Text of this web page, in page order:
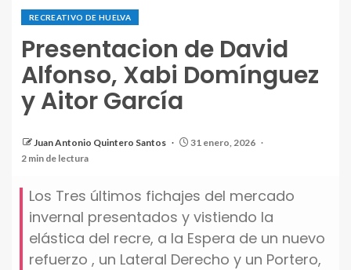
RECREATIVO DE HUELVA
Presentacion de David
Alfonso, Xabi Domínguez
y Aitor García
Juan Antonio Quintero Santos
31 enero, 2026
2 min de lectura
bufanda del recre en su presentacion
Los Tres últimos fichajes del mercado
invernal presentados y vistiendo la
elástica del recre, a la Espera de un nuevo
refuerzo , un Lateral Derecho y un Portero,